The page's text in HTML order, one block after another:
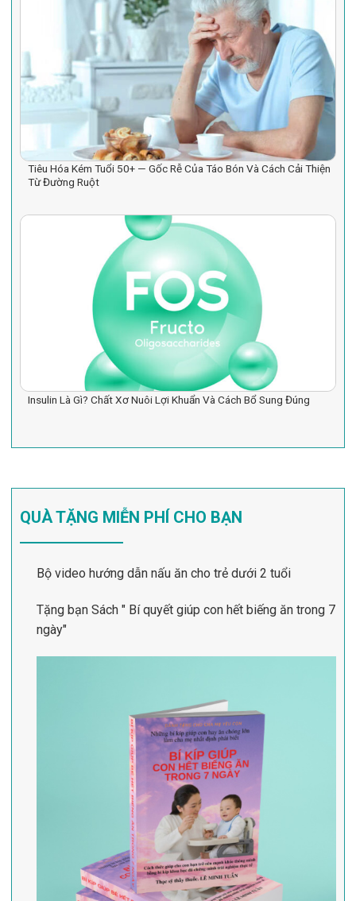
Tiêu Hóa Kém Tuổi 50+ — Gốc Rễ Của Táo Bón Và Cách Cải Thiện
Từ Đường Ruột
Insulin Là Gì? Chất Xơ Nuôi Lợi Khuẩn Và Cách Bổ Sung Đúng
QUÀ TẶNG MIỄN PHÍ CHO BẠN
Bộ video hướng dẫn nấu ăn cho trẻ dưới 2 tuổi
Tặng bạn Sách " Bí quyết giúp con hết biếng ăn trong 7
ngày"